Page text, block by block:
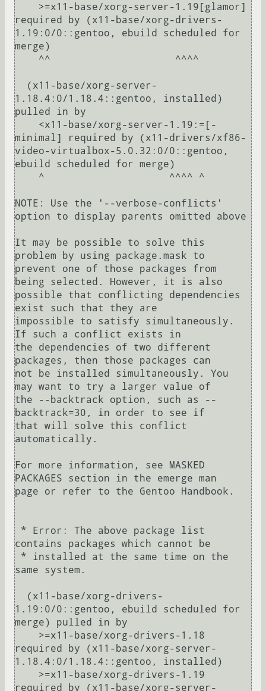
required by (x11-base/xorg-drivers-
1.19:0/0::gentoo, ebuild scheduled for
merge)
1.18.4:0/1.18.4::gentoo, installed)
pulled in by
minimal] required by (x11-drivers/xf86-
video-virtualbox-5.0.32:0/0::gentoo,
ebuild scheduled for merge)
NOTE: Use the '--verbose-conflicts'
option to display parents omitted above
It may be possible to solve this
problem by using package.mask to
prevent one of those packages from
being selected. However, it is also
possible that conflicting dependencies
exist such that they are
impossible to satisfy simultaneously.
If such a conflict exists in
the dependencies of two different
packages, then those packages can
not be installed simultaneously. You
may want to try a larger value of
the --backtrack option, such as --
backtrack=30, in order to see if
that will solve this conflict
automatically.
For more information, see MASKED
PACKAGES section in the emerge man
page or refer to the Gentoo Handbook.
contains packages which cannot be
same system.
1.19:0/0::gentoo, ebuild scheduled for
merge) pulled in by
required by (x11-base/xorg-server-
1.18.4:0/1.18.4::gentoo, installed)
required by (x11-base/xorg-server-